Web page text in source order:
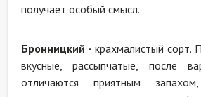
получает особый смысл.
Бронницкий - крахмалистый сорт.
вкусные, рассыпчатые, после
отличаются приятным